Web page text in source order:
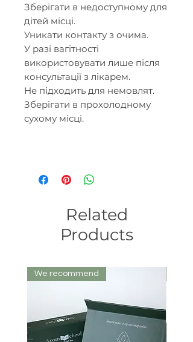
Зберігати в недоступному для
дітей місці.
Уникати контакту з очима.
У разі вагітності
використовувати лише після
консультації з лікарем.
Не підходить для немовлят.
Зберігати в прохолодному
сухому місці.
Related
Products
We recommend